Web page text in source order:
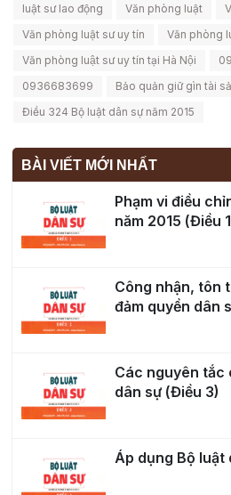
luật sư lao động
Văn phòng luật
Văn phòng luật sư uy tín
Văn phòng
Văn phòng luật sư uy tín tại Hà Nội
0936683699
Bảo quản giữ gìn tài
Điều 324 Bộ luật dân sự năm 2015
BÀI VIẾT MỚI NHẤT
Phạm vi điều
năm 2015 (Điều
Công nhận, tôn
đảm quyền dân
Các nguyên tắc
dân sự (Điều 3)
Áp dụng Bộ luật